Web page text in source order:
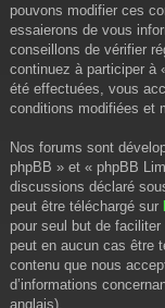
pouvons modifier ces
essaierons de vous
conseillons de vérifier
continuez à participer à
été effectuées, vous
conditions modifiées et
Nos forums sont
phpBB » et « phpBB
discussions déclaré
peut être téléchargé sur
pour seul but de
peut en aucun cas être
contenu que nous
d’informations
anglais).